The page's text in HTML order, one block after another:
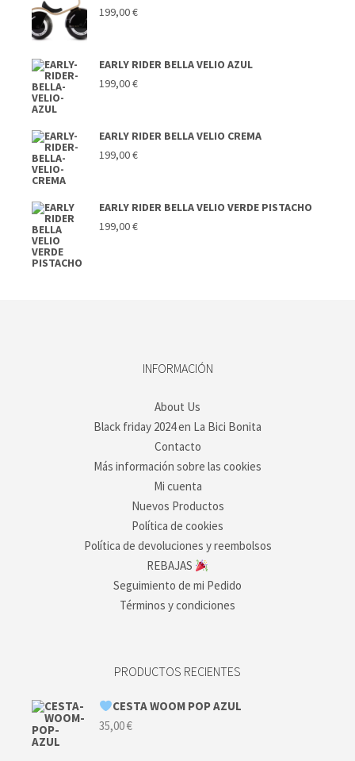
199,00€
EARLY RIDER BELLA VELIO AZUL
199,00€
EARLY RIDER BELLA VELIO CREMA
199,00€
EARLY RIDER BELLA VELIO VERDE PISTACHO
199,00€
INFORMACIÓN
About Us
Black friday 2024 en La Bici Bonita
Contacto
Más información sobre las cookies
Mi cuenta
Nuevos Productos
Política de cookies
Política de devoluciones y reembolsos
REBAJAS
Seguimiento de mi Pedido
Términos y condiciones
PRODUCTOS RECIENTES
CESTA WOOM POP AZUL
35,00€